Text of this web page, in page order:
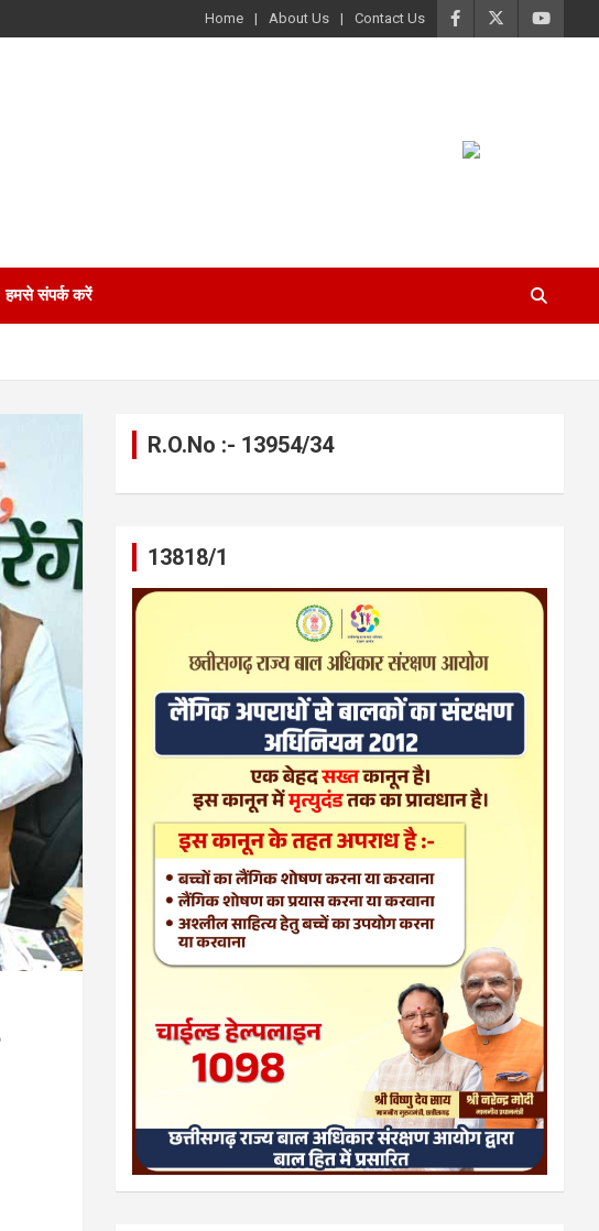
Home About Us Contact Us
हमसे संपर्क करें
R.O.No :- 13954/34
13818/1